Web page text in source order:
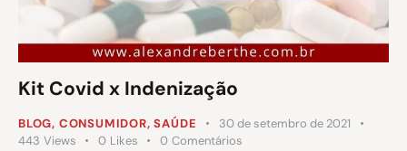
Kit Covid x Indenização
BLOG, CONSUMIDOR,SAÚDE
30 de setembro de 2021
443 Views 0 Likes 0 Comentários